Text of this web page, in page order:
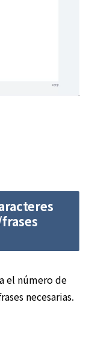
el número de
necesarias.